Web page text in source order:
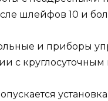
шлейфов 10 и
и приборы
с